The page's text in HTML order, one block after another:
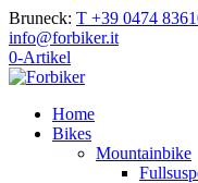
Bruneck: T +39 0474
info@forbiker.it
0-Artikel
Home
Bikes
Mountainbike